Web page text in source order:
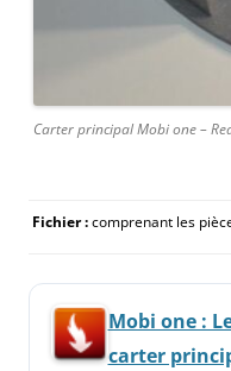
Carter principal Mobi one –
Fichier :comprenant les
Mobi one :
carter